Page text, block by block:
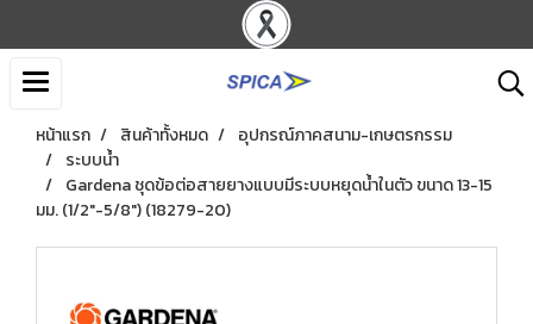
หน้าแรก สินค้าทั้งหมด
อุปกรณ์ภาคสนาม-เกษตรกรรม
ระบบน้ำ
Gardena ชุดข้อต่อสายยางแบบมีระบบหยุดน้ำในตัว ขนาด 13-15
มม. (1/2″-5/8") (18279-20)